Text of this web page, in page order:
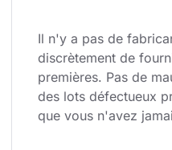
Il n'y a pas de
discrètement de
premières. Pas de
des lots défectueux
que vous n'avez